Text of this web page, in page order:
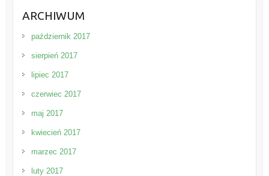
ARCHIWUM
październik 2017
sierpień 2017
lipiec 2017
czerwiec 2017
maj 2017
kwiecień 2017
marzec 2017
luty 2017